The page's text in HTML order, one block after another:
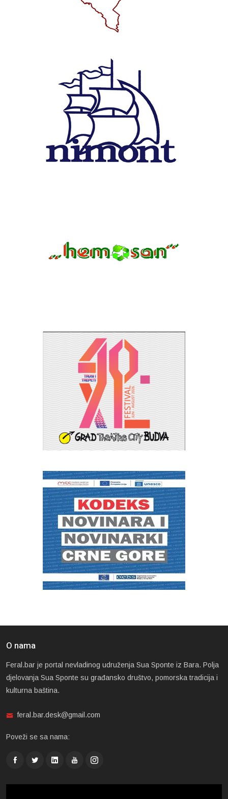
O nama
Feral.bar je portal nevladinog udruženja Sua Sponte iz Bara. Polja
djelovanja Sua Sponte su građansko društvo, pomorska tradicija i
kulturna baština.
feral.bar.desk@gmail.com
Poveži se sa nama: